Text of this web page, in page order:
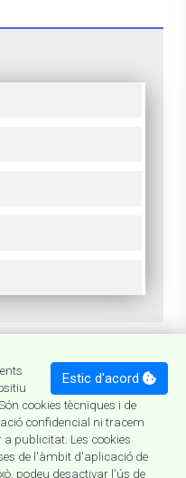
the Sun, Milky Way
Estic d'acord
cookies tècniques i de
confidencial ni tracem
publicitat. Les cookies
de l'àmbit d'aplicació de
podeu desactivar l'ús de